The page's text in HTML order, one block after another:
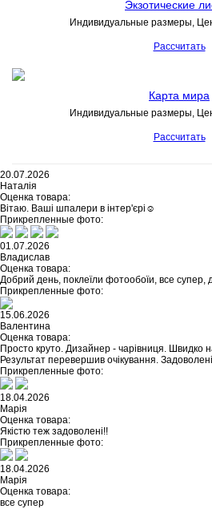
Экзотические
Индивидуальные размеры,
Рассчитать
Карта мира
Индивидуальные размеры,
Рассчитать
20.07.2026
Наталія
Оценка товара:
Вітаю. Ваші шпалери в інтер'єрі☺️
Прикрепленные фото:
01.07.2026
Владислав
Оценка товара:
Добрий день, поклеїли фотообоїи, все супер,
Прикрепленные фото:
15.06.2026
Валентина
Оценка товара:
Просто круто. Дизайнер - чарівниця. Швидко
Результат перевершив очікування.
Прикрепленные фото:
18.04.2026
Марія
Оценка товара:
Якістю теж задоволені!!
Прикрепленные фото:
18.04.2026
Марія
Оценка товара:
все супер